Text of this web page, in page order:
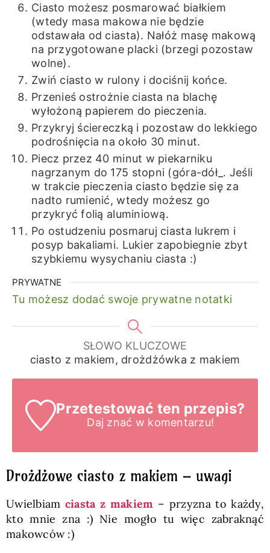
Ciasto możesz posmarować białkiem
(wtedy masa makowa nie będzie
odstawała od ciasta). Nałóż masę makową
na przygotowane placki (brzegi pozostaw
wolne).
Zwiń ciasto w rulony i dociśnij końce.
Przenieś ostrożnie ciasta na blachę
wyłożoną papierem do pieczenia.
Przykryj ściereczką i pozostaw do lekkiego
podrośnięcia na około 30 minut.
Piecz przez 40 minut w piekarniku
nagrzanym do 175 stopni (góra-dół_. Jeśli
w trakcie pieczenia ciasto będzie się za
nadto rumienić, wtedy możesz go
przykryć folią aluminiową.
Po ostudzeniu posmaruj ciasta lukrem i
posyp bakaliami. Lukier zapobiegnie zbyt
szybkiemu wysychaniu ciasta :)
PRYWATNE
Tu możesz dodać swoje prywatne notatki
SŁOWO KLUCZOWE
ciasto z makiem, drożdżówka z makiem
Przetestować ten przepis?
Daj znać w komentarzu!
Drożdżowe ciasto z makiem – uwagi
Uwielbiam ciasta z makiem – przyzna to każdy,
kto mnie zna :) Nie mogło tu więc zabraknąć
makowców :)